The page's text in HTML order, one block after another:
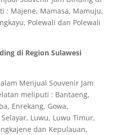
: Majene, Mamasa, Mamuju,
Polewali dan Polewali
di Region Sulawesi
Menjual Souvenir Jam
meliputi : Bantaeng,
Enrekang, Gowa,
Luwu, Luwu Timur,
dan Kepulauan,